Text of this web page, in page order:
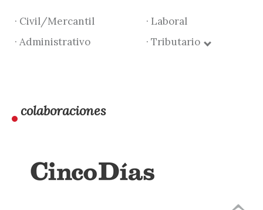
· Civil/Mercantil
· Laboral
· Administrativo
· Tributario
colaboraciones